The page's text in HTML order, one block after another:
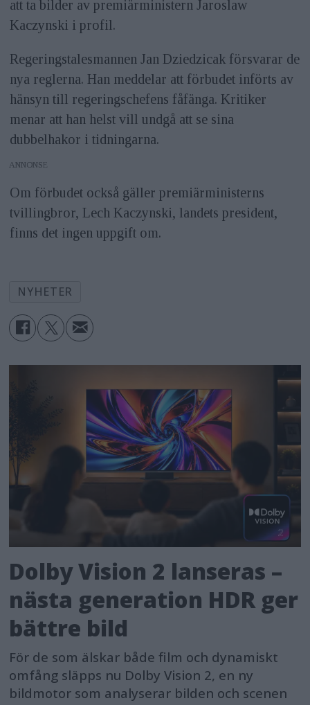
att ta bilder av premiärministern Jaroslaw
Kaczynski i profil.
Regeringstalesmannen Jan Dziedzicak försvarar de
nya reglerna. Han meddelar att förbudet införts av
hänsyn till regeringschefens fåfänga. Kritiker
menar att han helst vill undgå att se sina
dubbelhakor i tidningarna.
ANNONS
Om förbudet också gäller premiärministerns
tvillingbror, Lech Kaczynski, landets president,
finns det ingen uppgift om.
NYHETER
Dolby Vision 2 lanseras –
nästa generation HDR ger
bättre bild
För de som älskar både film och dynamiskt
omfång släpps nu Dolby Vision 2, en ny
bildmotor som analyserar bilden och scenen